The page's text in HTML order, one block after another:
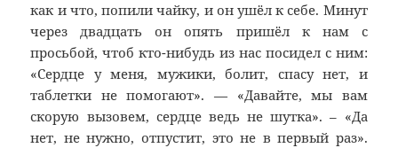
как и что, попили чайку, и он ушёл к себе. Минут
через двадцать он опять пришёл к нам с
просьбой, чтоб кто-нибудь из нас посидел с ним:
«Сердце у меня, мужики, болит, спасу нет, и
таблетки не помогают». — «Давайте, мы вам
скорую вызовем, сердце ведь не шутка». – «Да
нет, не нужно, отпустит, это не в первый раз».